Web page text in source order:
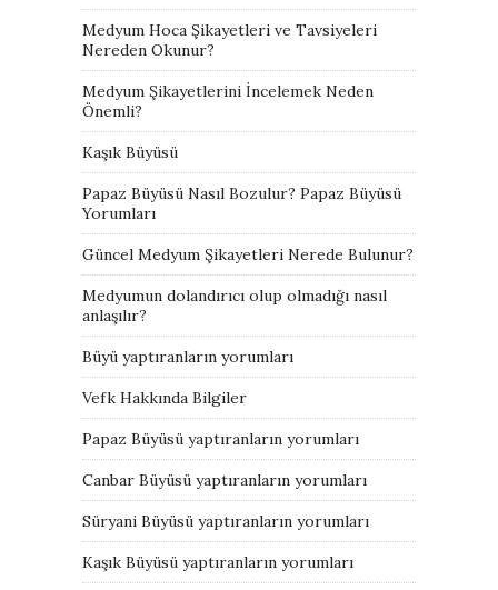
Medyum Hoca Şikayetleri ve Tavsiyeleri
Nereden Okunur?
Medyum Şikayetlerini İncelemek Neden
Önemli?
Kaşık Büyüsü
Papaz Büyüsü Nasıl Bozulur? Papaz Büyüsü
Yorumları
Güncel Medyum Şikayetleri Nerede Bulunur?
Medyumun dolandırıcı olup olmadığı nasıl
anlaşılır?
Büyü yaptıranların yorumları
Vefk Hakkında Bilgiler
Papaz Büyüsü yaptıranların yorumları
Canbar Büyüsü yaptıranların yorumları
Süryani Büyüsü yaptıranların yorumları
Kaşık Büyüsü yaptıranların yorumları